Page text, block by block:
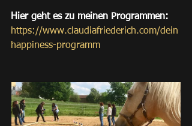
Hier geht es zu meinen Programmen:
https://www.claudiafriederich.com/dein
happiness-programm